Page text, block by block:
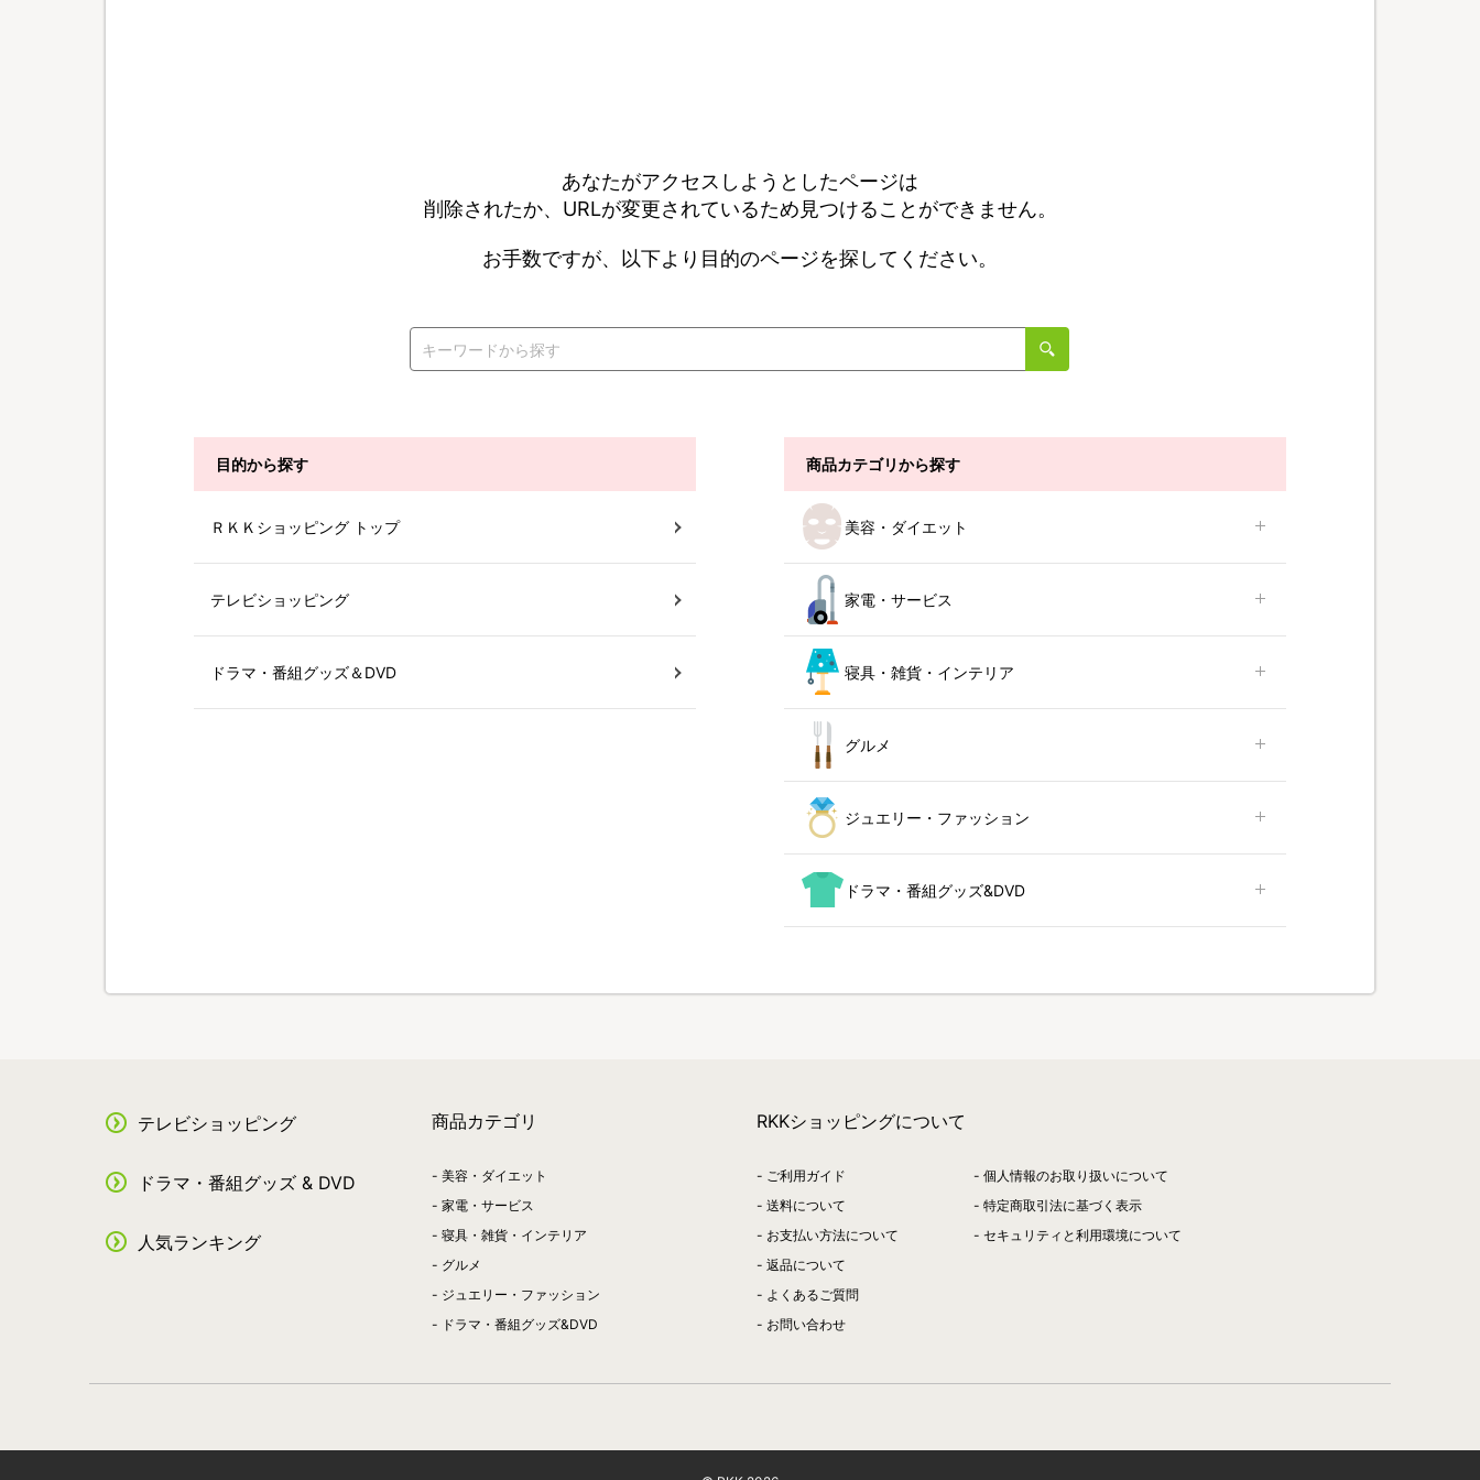
あなたがアクセスしようとしたページは
削除されたか、URLが変更されているため見つけることができません。
お手数ですが、以下より目的のページを探してください。
目的から探す
ＲＫＫショッピング トップ
テレビショッピング
ドラマ・番組グッズ＆DVD
商品カテゴリから探す
美容・ダイエット
家電・サービス
寝具・雑貨・インテリア
グルメ
ジュエリー・ファッション
ドラマ・番組グッズ&DVD
テレビショッピング
ドラマ・番組グッズ & DVD
人気ランキング
商品カテゴリ
美容・ダイエット
家電・サービス
寝具・雑貨・インテリア
グルメ
ジュエリー・ファッション
ドラマ・番組グッズ&DVD
RKKショッピングについて
ご利用ガイド
送料について
お支払い方法について
返品について
よくあるご質問
お問い合わせ
個人情報のお取り扱いについて
特定商取引法に基づく表示
セキュリティと利用環境について